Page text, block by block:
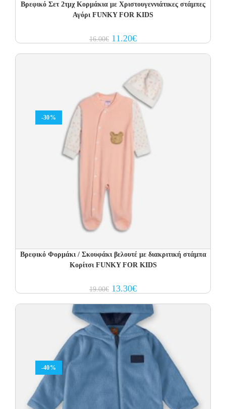
Βρεφικό Σετ 2τμχ Κορμάκια με Χριστουγεννιάτικες στάμπες
Αγόρι FUNKY FOR KIDS
16.00€ Original
price
11.20€Current
price
-30%
Βρεφικό Φορμάκι / Σκουφάκι βελουτέ με διακριτική στάμπα
Κορίτσι FUNKY FOR KIDS
19.00€ Original
price
13.30€Current
price
13.30€.
-40%